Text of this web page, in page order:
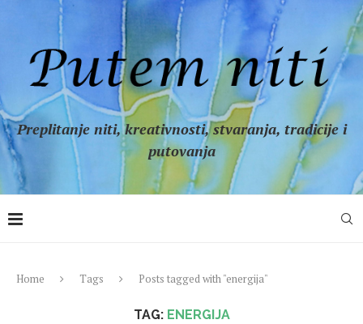
Preplitanje niti, kreativnosti, stvaranja, tradicije i
putovanja
Home Tags Posts tagged with "energija"
TAG: ENERGIJA